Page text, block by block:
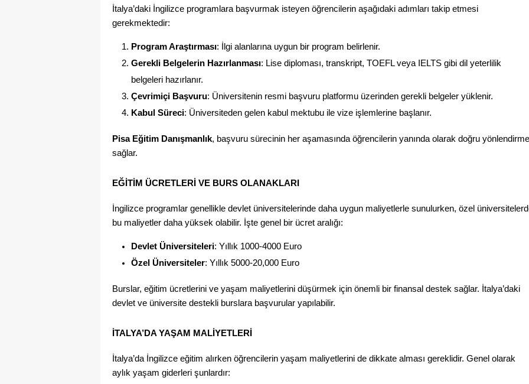
İtalya’daki İngilizce programlara başvurmak isteyen öğrencilerin aşağıdaki adımları takip etmesi
gerekmektedir:
Program Araştırması: İlgi alanlarına uygun bir program belirlenir.
Gerekli Belgelerin Hazırlanması: Lise diploması, transkript, TOEFL veya IELTS gibi dil yeterlilik
belgeleri hazırlanır.
Çevrimiçi Başvuru: Üniversitenin resmi başvuru platformu üzerinden gerekli belgeler yüklenir.
Kabul Süreci: Üniversiteden gelen kabul mektubu ile vize işlemlerine başlanır.
Pisa Eğitim Danışmanlık, başvuru sürecinin her aşamasında öğrencilerin yanında olarak doğru yönlendirme
sağlar.
EĞITIM ÜCRETLERI VE BURS OLANAKLARI
İngilizce programlar genellikle devlet üniversitelerinde daha uygun maliyetlerle sunulurken, özel
bu maliyetler daha yüksek olabilir. İşte genel bir ücret aralığı:
Devlet Üniversiteleri: Yıllık 1000-4000 Euro
Özel Üniversiteler: Yıllık 5000-20,000 Euro
Burslar, eğitim ücretlerini ve yaşam maliyetlerini düşürmek için önemli bir finansal destek sağlar. İtalya’daki
devlet ve üniversite destekli burslara başvurular yapılabilir.
İTALYA’DA YAŞAM MALIYETLERI
İtalya’da İngilizce eğitim alırken öğrencilerin yaşam maliyetlerini de dikkate alması gereklidir. Genel olarak
aylık yaşam giderleri şunlardır: